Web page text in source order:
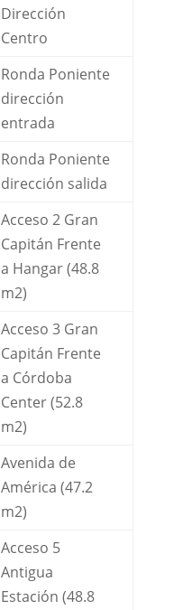
Dirección
Centro
Ronda Poniente
dirección
entrada
Ronda Poniente
dirección salida
Acceso 2 Gran
Capitán Frente
a Hangar (48.8
m2)
Acceso 3 Gran
Capitán Frente
a Córdoba
Center (52.8
m2)
Avenida de
América (47.2
m2)
Acceso 5
Antigua
Estación (48.8